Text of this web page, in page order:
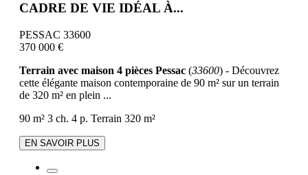
CADRE DE VIE IDÉAL À...
PESSAC 33600
370 000 €
Terrain avec maison 4 pièces Pessac (33600) - Découvrez
cette élégante maison contemporaine de 90 m² sur un terrain
de 320 m² en plein ...
90 m² 3 ch. 4 p. Terrain 320 m²
EN SAVOIR PLUS